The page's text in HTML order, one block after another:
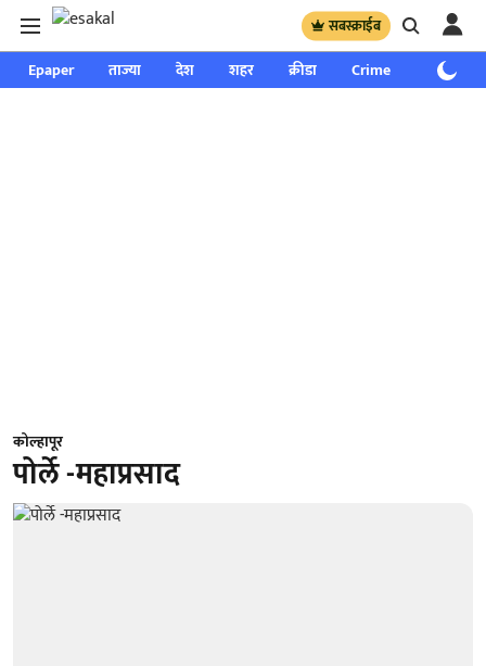
सबस्क्राईब
Epaper ताज्या देश शहर क्रीडा Crime साप्ताहिक
कोल्हापूर
पोर्ले -महाप्रसाद